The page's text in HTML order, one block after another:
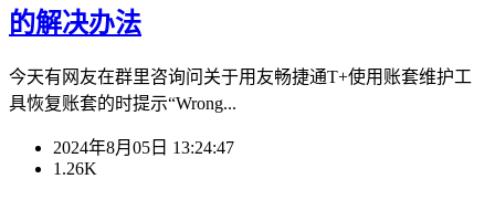
的解决办法
今天有网友在群里咨询问关于用友畅捷通T+使用账套维护工
具恢复账套的时提示“Wrong...
2024年8月05日 13:24:47
1.26K